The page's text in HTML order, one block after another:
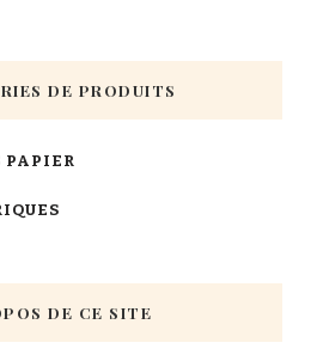
DE PRODUITS
PAPIER
DE CE SITE